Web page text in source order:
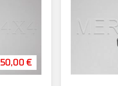
50,00 €